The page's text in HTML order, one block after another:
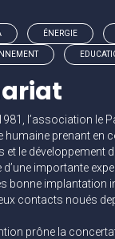
ÉNERGIE
l’association le
humaine prenant en
le développement
d’une importante
bonne implantation
contacts noués
prône la